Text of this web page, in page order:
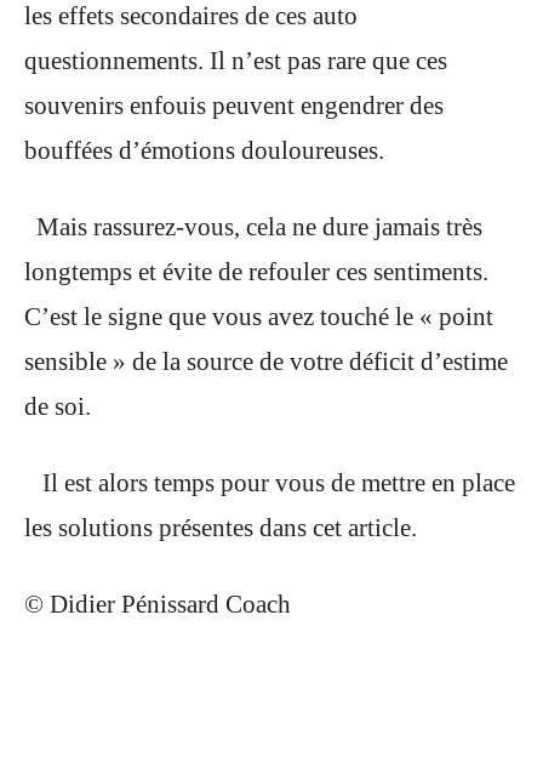
les effets secondaires de ces auto
questionnements. Il n’est pas rare que ces
souvenirs enfouis peuvent engendrer des
bouffées d’émotions douloureuses.
Mais rassurez-vous, cela ne dure jamais très
longtemps et évite de refouler ces sentiments.
C’est le signe que vous avez touché le « point
sensible » de la source de votre déficit d’estime
de soi.
Il est alors temps pour vous de mettre en place
les solutions présentes dans cet article.
© Didier Pénissard Coach